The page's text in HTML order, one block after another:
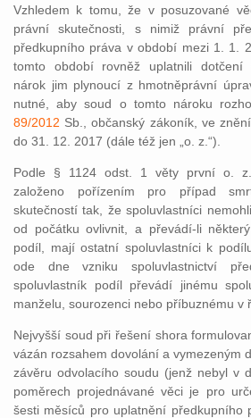
Vzhledem k tomu, že v posuzované
právní skutečnosti, s nimiž právní
předkupního práva v období mezi 1. 1.
tomto období rovněž uplatnili dotčení
nárok jim plynoucí z hmotněprávní
nutné, aby soud o tomto nároku
89/2012 Sb., občanský zákoník, ve
do 31. 12. 2017 (dále též jen „o. z.“).
Podle § 1124 odst. 1 věty první o. z.
založeno pořízením pro případ
skutečností tak, že spoluvlastníci
od počátku ovlivnit, a převádí-li
podíl, mají ostatní spoluvlastníci k
ode dne vzniku spoluvlastnictví
spoluvlastník podíl převádí jinému
manželu, sourozenci nebo příbuznému v
Nejvyšší soud při řešení shora
vázán rozsahem dovolání a vymezeným
závěru odvolacího soudu (jenž nebyl v
poměrech projednávané věci je pro
šesti měsíců pro uplatnění předkupního